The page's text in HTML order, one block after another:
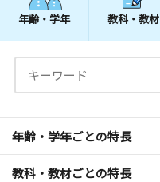
年齢・学年 教科・教材
年齢・学年ごとの特長
教科・教材ごとの特長